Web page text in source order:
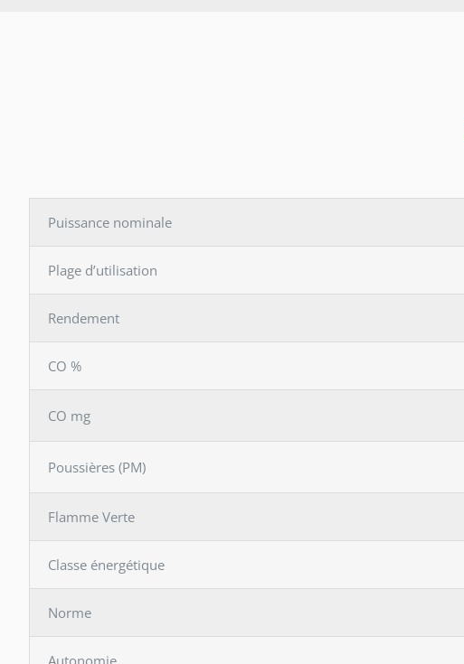
Puissance nominale
Plage d’utilisation
Rendement
CO %
CO mg
Poussières (PM)
Flamme Verte
Classe énergétique
Norme
Autonomie